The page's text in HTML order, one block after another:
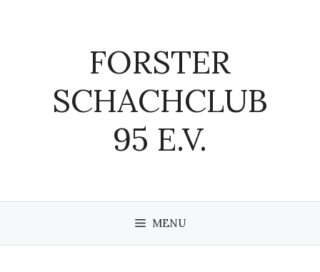
FORSTER
SCHACHCLUB
95 E.V.
MENU